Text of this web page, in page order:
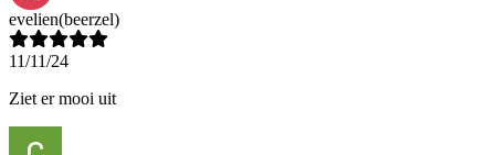
evelien(beerzel)
11/11/24
Ziet er mooi uit